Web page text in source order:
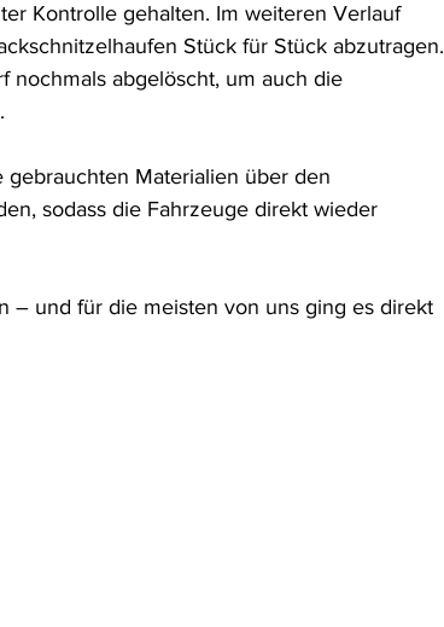
Kontrolle gehalten. Im weiteren Verlauf
Stück für Stück abzutragen.
nochmals abgelöscht, um auch die
Materialien über den
sodass die Fahrzeuge direkt wieder
– und für die meisten von uns ging es direkt